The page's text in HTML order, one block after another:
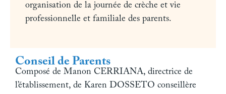
organisation de la journée de crèche et vie
professionnelle et familiale des parents.
Conseil de Parents
Composé de Manon CERRIANA, directrice de
l’établissement, de Karen DOSSETO conseillère